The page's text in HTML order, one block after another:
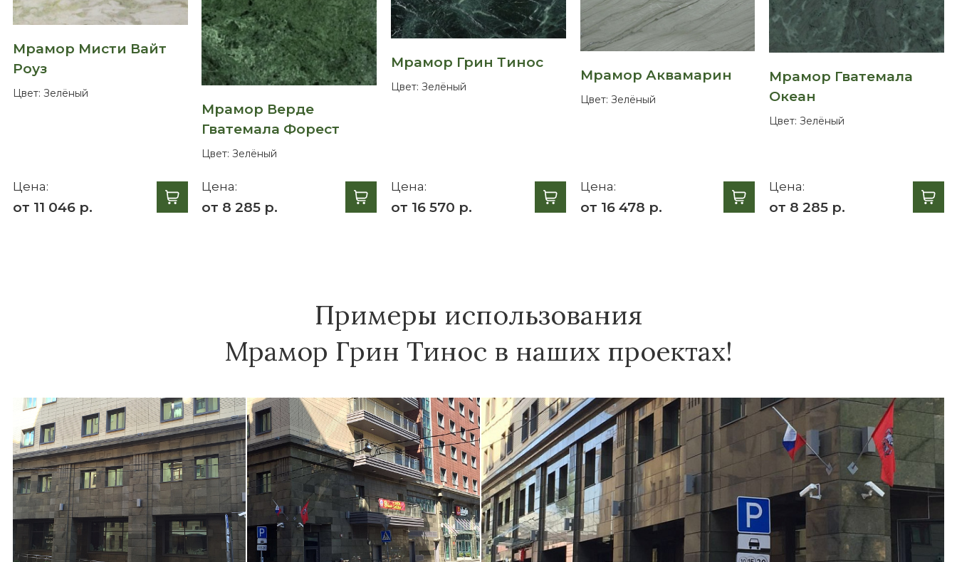
Мрамор Мисти Вайт
Роуз
Цвет: Зелёный
Цена:
от 11 046 р.
Мрамор Верде
Гватемала Форест
Цвет: Зелёный
Цена:
от 8 285 р.
Мрамор Грин Тинос
Цвет: Зелёный
Цена:
от 16 570 р.
Мрамор Аквамарин
Цвет: Зелёный
Цена:
от 16 478 р.
Мрамор Гватемала
Океан
Цвет: Зелёный
Цена:
от 8 285 р.
Примеры использования
Мрамор Грин Тинос в наших проектах!